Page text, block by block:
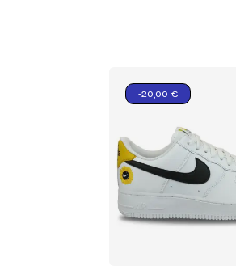
-20,00 €